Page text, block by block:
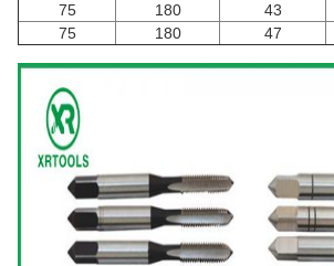
43
180
75
47
180
75